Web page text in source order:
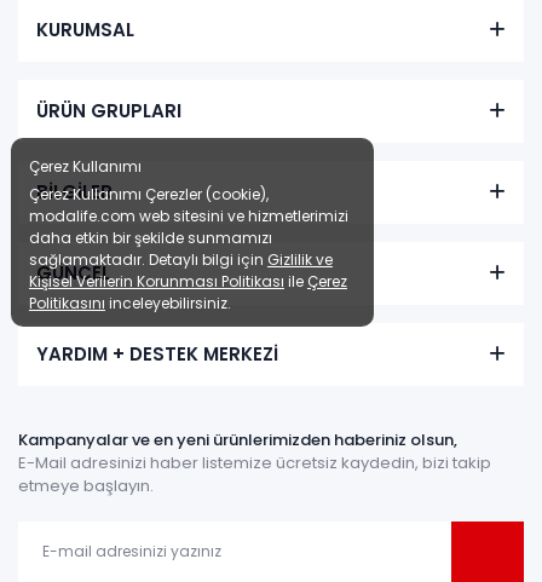
KURUMSAL
ÜRÜN GRUPLARI
BİLGİLER
GÜNCEL
YARDIM + DESTEK MERKEZİ
Kampanyalar ve en yeni ürünlerimizden haberiniz olsun,
E-Mail adresinizi haber listemize ücretsiz kaydedin, bizi takip
etmeye başlayın.
Çerez Kullanımı
Çerez Kullanımı Çerezler (cookie),
modalife.com web sitesini ve hizmetlerimizi
daha etkin bir şekilde sunmamızı
sağlamaktadır. Detaylı bilgi için Gizlilik ve
Kişisel Verilerin Korunması Politikası ile Çerez
Politikasını inceleyebilirsiniz.